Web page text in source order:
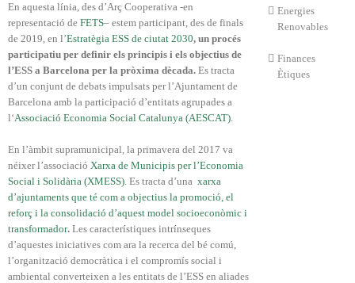
En aquesta línia, des d’Arç Cooperativa -en
representació de FETS– estem participant, des de finals
de 2019, en l’Estratègia ESS de ciutat 2030, un procés
participatiu per definir els principis i els objectius de
l’ESS a Barcelona per la pròxima dècada. Es tracta
d’un conjunt de debats impulsats per l’Ajuntament de
Barcelona amb la participació d’entitats agrupades a
l‘Associació Economia Social Catalunya (AESCAT).
En l’àmbit supramunicipal, la primavera del 2017 va
néixer l’associació Xarxa de Municipis per l’Economia
Social i Solidària (XMESS). Es tracta d’una xarxa
d’ajuntaments que té com a objectius la promoció, el
reforç i la consolidació d’aquest model socioeconòmic i
transformador. Les característiques intrínseques
d’aquestes iniciatives com ara la recerca del bé comú,
l’organització democràtica i el compromís social i
ambiental converteixen a les entitats de l’ESS en aliades
Energies
Renovables
Finances
Ètiques